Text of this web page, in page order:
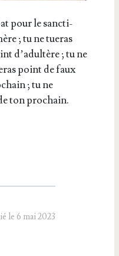
pour le sanc­ti­
; tu ne tue­ras
d’a­dul­tère ; tu ne
point de faux
; tu ne
ton prochain.
le 6 mai 2023